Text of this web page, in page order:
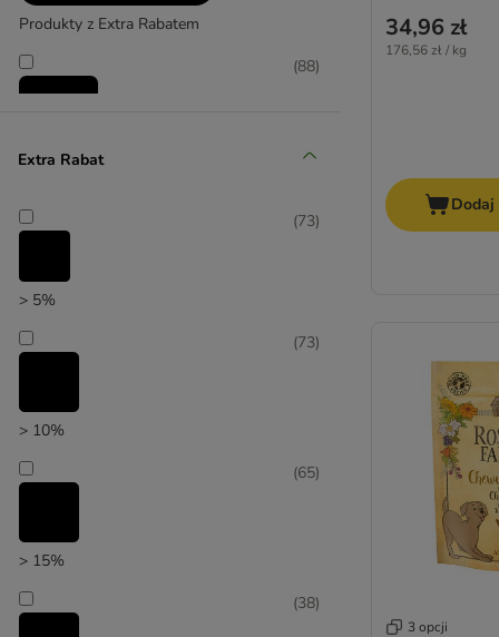
Hunter
Maced
mera
Pedigree
Phil & Sons
Purizon
Royal Canin
Sammy's
Scandinavian Nature
Snackomio
Produkty z Extra Rabatem
(88)
zooplus poleca
(57)
Extra Rabat
> 5%
(73)
> 10%
(73)
> 15%
(65)
(38)
34,96 zł
176,56 zł / kg
Dodaj
3 opcji